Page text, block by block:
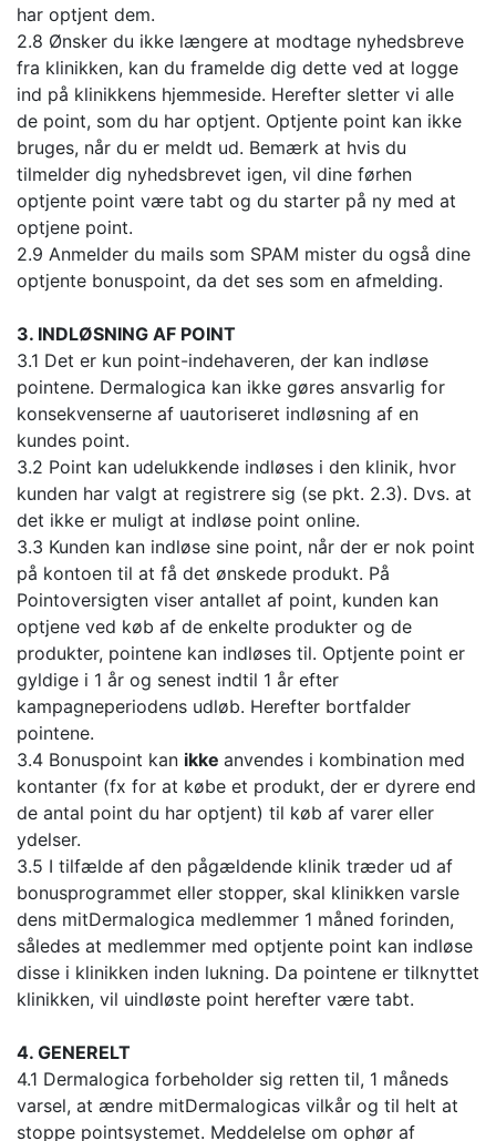
har optjent dem.
2.8 Ønsker du ikke længere at modtage nyhedsbreve
fra klinikken, kan du framelde dig dette ved at logge
ind på klinikkens hjemmeside. Herefter sletter vi alle
de point, som du har optjent. Optjente point kan ikke
bruges, når du er meldt ud. Bemærk at hvis du
tilmelder dig nyhedsbrevet igen, vil dine førhen
optjente point være tabt og du starter på ny med at
optjene point.
2.9 Anmelder du mails som SPAM mister du også dine
optjente bonuspoint, da det ses som en afmelding.
3. INDLØSNING AF POINT
3.1 Det er kun point-indehaveren, der kan indløse
pointene. Dermalogica kan ikke gøres ansvarlig for
konsekvenserne af uautoriseret indløsning af en
kundes point.
3.2 Point kan udelukkende indløses i den klinik, hvor
kunden har valgt at registrere sig (se pkt. 2.3). Dvs. at
det ikke er muligt at indløse point online.
3.3 Kunden kan indløse sine point, når der er nok point
på kontoen til at få det ønskede produkt. På
Pointoversigten viser antallet af point, kunden kan
optjene ved køb af de enkelte produkter og de
produkter, pointene kan indløses til. Optjente point er
gyldige i 1 år og senest indtil 1 år efter
kampagneperiodens udløb. Herefter bortfalder
pointene.
3.4 Bonuspoint kan ikke anvendes i kombination med
kontanter (fx for at købe et produkt, der er dyrere end
de antal point du har optjent) til køb af varer eller
ydelser.
3.5 I tilfælde af den pågældende klinik træder ud af
bonusprogrammet eller stopper, skal klinikken varsle
dens mitDermalogica medlemmer 1 måned forinden,
således at medlemmer med optjente point kan indløse
disse i klinikken inden lukning. Da pointene er tilknyttet
klinikken, vil uindløste point herefter være tabt.
4. GENERELT
4.1 Dermalogica forbeholder sig retten til, 1 måneds
varsel, at ændre mitDermalogicas vilkår og til helt at
stoppe pointsystemet. Meddelelse om ophør af